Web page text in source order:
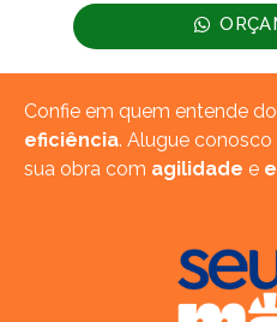
Confie em quem entende
eficiência. Alugue
sua obra com agilidade e